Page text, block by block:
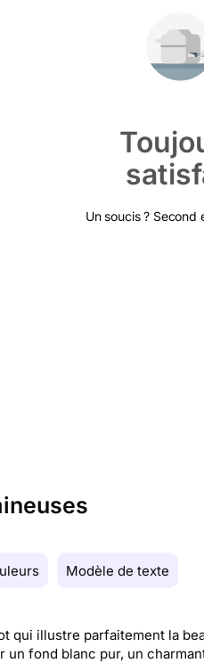
Un soucis ? Second
Modèle de texte
qui illustre parfaitement la
fond blanc pur, un